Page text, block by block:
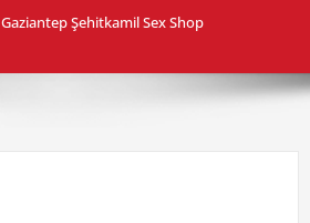
Gaziantep Şehitkamil Sex Shop